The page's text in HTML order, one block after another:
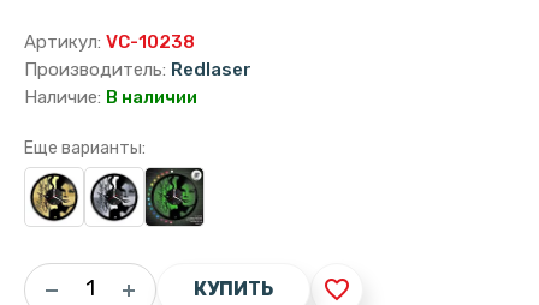
Артикул: VC-10238
Производитель: Redlaser
Наличие: В наличии
Еще варианты:
КУПИТЬ favorite_border